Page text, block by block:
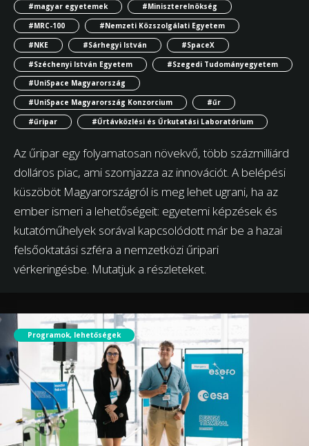
#magyar egyetemek
#Miniszterelnökség
#MRC-100
#Nemzeti Közszolgálati Egyetem
#NKE
#Sárhegyi István
#SpaceX
#Széchenyi István Egyetem
#Szegedi Tudományegyetem
#UniSpace Magyarország
#UniSpace Magyarország Konzorcium
#űr
#űripar
#Űrtávközlési és Űrkutatási Laboratórium
Az űripar egy folyamatosan növekvő, több százmilliárd
dolláros piac, ami szomjazza az innovációt. A belépési
küszöböt Magyarországról is meg lehet ugrani, ha az
ember ismeri a lehetőségeit: egyetemi képzések és
kutatóműhelyek sorával kapcsolódott már be a hazai
felsőoktatási szféra a nemzetközi űripari
vérkeringésbe. Mutatjuk a részleteket.
Programok, lehetőségek